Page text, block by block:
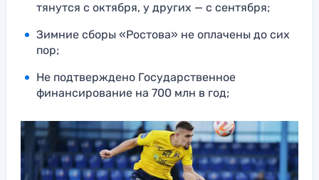
тянутся с октября, у других — с сентября;
Зимние сборы «Ростова» не оплачены до сих
пор;
Не подтверждено Государственное
финансирование на 700 млн в год;